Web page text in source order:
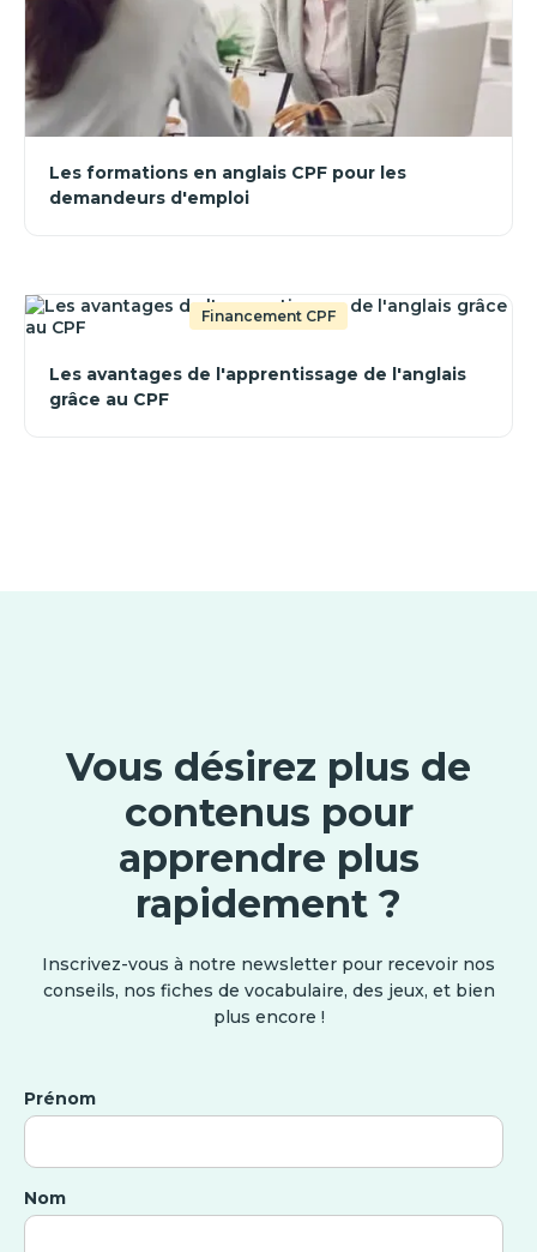
Les formations en anglais CPF pour les
demandeurs d'emploi
Financement CPF
Les avantages de l'apprentissage de l'anglais
grâce au CPF
Vous désirez plus de
contenus pour
apprendre plus
rapidement ?
Inscrivez-vous à notre newsletter pour recevoir nos
conseils, nos fiches de vocabulaire, des jeux, et bien
plus encore !
Prénom
Nom